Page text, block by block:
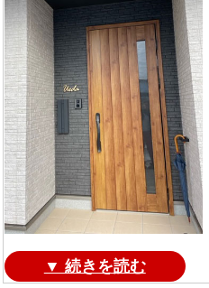
▼ 続きを読む